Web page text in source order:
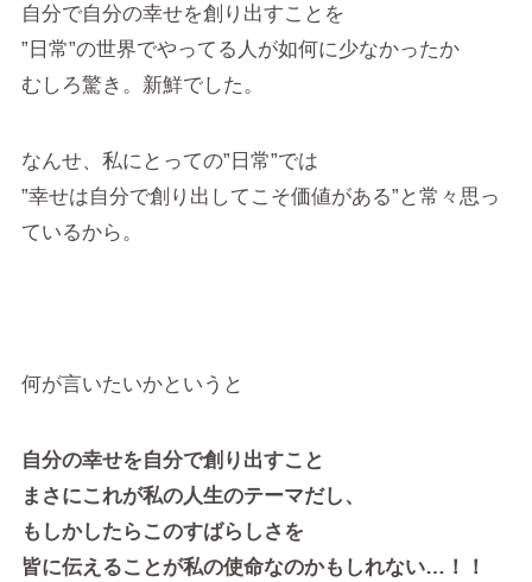
自分で自分の幸せを創り出すことを
”日常”の世界でやってる人が如何に少なかったか
むしろ驚き。新鮮でした。
なんせ、私にとっての”日常”では
”幸せは自分で創り出してこそ価値がある”と常々思っ
ているから。
何が言いたいかというと
自分の幸せを自分で創り出すこと
まさにこれが私の人生のテーマだし、
もしかしたらこのすばらしさを
皆に伝えることが私の使命なのかもしれない…！！